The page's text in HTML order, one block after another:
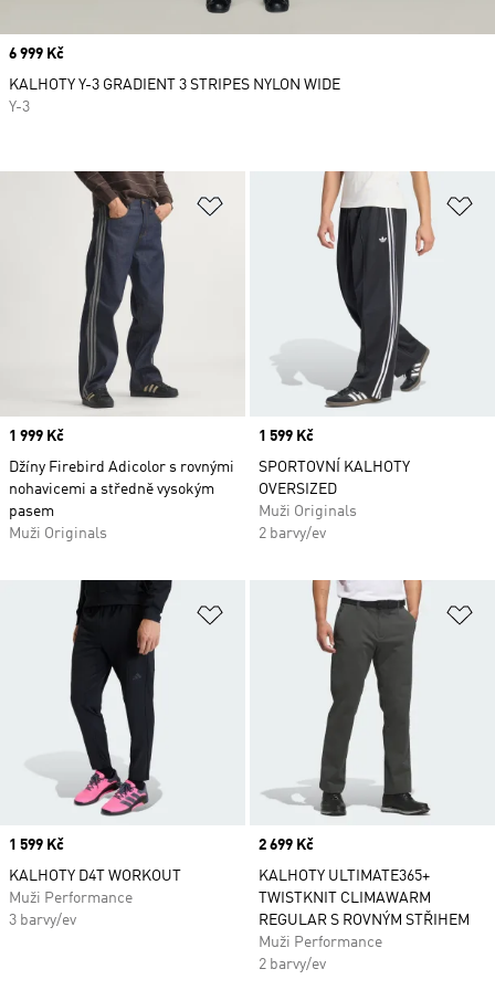
Přidat do seznamu přání
Price
1 999 Kč
Džíny Firebird Adicolor s rovnými
nohavicemi a středně vysokým
pasem
Muži Originals
Price
1 599 Kč
SPORTOVNÍ KALHOTY
OVERSIZED
Muži Originals
2 barvy/ev
Přidat do seznamu přání
Price
1 599 Kč
KALHOTY D4T WORKOUT
Muži Performance
3 barvy/ev
Price
2 699 Kč
KALHOTY ULTIMATE365+
TWISTKNIT CLIMAWARM
REGULAR S ROVNÝM STŘIHEM
Muži Performance
2 barvy/ev
Price
6 999 Kč
KALHOTY Y-3 GRADIENT 3 STRIPES NYLON WIDE
Y-3